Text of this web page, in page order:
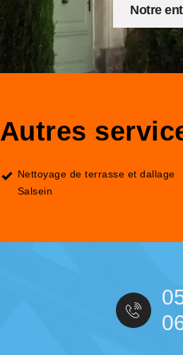
Notre
Autres
Nettoyage de terrasse et dallage
Salsein